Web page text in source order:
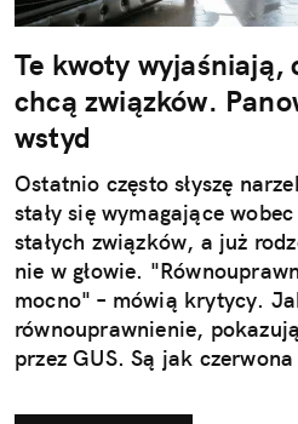
Te kwoty wyjaśniają,
chcą związków.
wstyd
Ostatnio często słyszę
stały się wymagające
stałych związków, a już
nie w głowie.
mocno" – mówią krytycy.
równouprawnienie,
przez GUS. Są jak